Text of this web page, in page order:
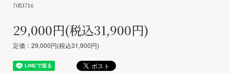
7053716
29,000円(税込31,900円)
定価：29,000円(税込31,900円)